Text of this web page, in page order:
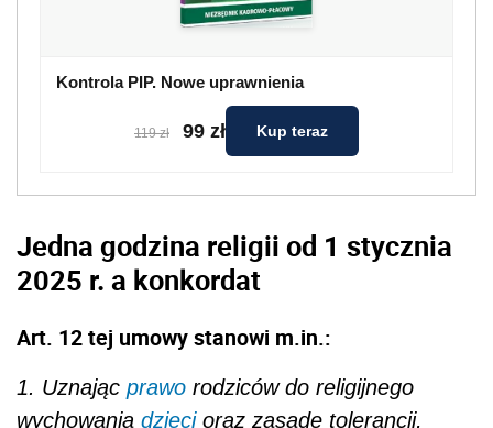
Kontrola PIP. Nowe uprawnienia
119 zł 99 zł Kup teraz
Jedna godzina religii od 1 stycznia
2025 r. a konkordat
Art. 12 tej umowy stanowi m.in.:
1. Uznając prawo rodziców do religijnego
wychowania dziecioraz zasadę tolerancji,